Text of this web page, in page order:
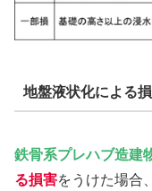
地盤液状化による
鉄骨系プレハブ造建
る損害をうけた場合、